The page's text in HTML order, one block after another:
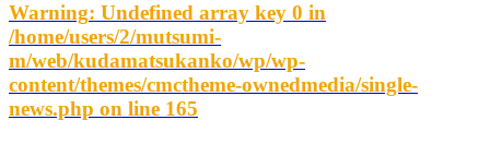
Warning: Undefined array key 0 in
/home/users/2/mutsumi-
m/web/kudamatsukanko/wp/wp-
content/themes/cmctheme-ownedmedia/single-
news.php on line 165